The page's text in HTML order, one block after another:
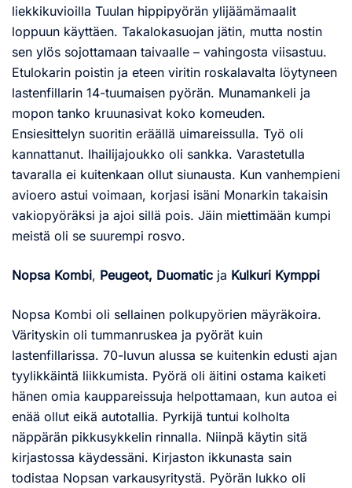
liekkikuvioilla Tuulan hippipyörän ylijäämämaalit
loppuun käyttäen. Takalokasuojan jätin, mutta nostin
sen ylös sojottamaan taivaalle – vahingosta viisastuu.
Etulokarin poistin ja eteen viritin roskalavalta löytyneen
lastenfillarin 14-tuumaisen pyörän. Munamankeli ja
mopon tanko kruunasivat koko komeuden.
Ensiesittelyn suoritin eräällä uimareissulla. Työ oli
kannattanut. Ihailijajoukko oli sankka. Varastetulla
tavaralla ei kuitenkaan ollut siunausta. Kun vanhempieni
avioero astui voimaan, korjasi isäni Monarkin takaisin
vakiopyöräksi ja ajoi sillä pois. Jäin miettimään kumpi
meistä oli se suurempi rosvo.
Nopsa Kombi, Peugeot, Duomatic ja Kulkuri Kymppi
Nopsa Kombi oli sellainen polkupyörien mäyräkoira.
Värityskin oli tummanruskea ja pyörät kuin
lastenfillarissa. 70-luvun alussa se kuitenkin edusti ajan
tyylikkäintä liikkumista. Pyörä oli äitini ostama kaiketi
hänen omia kauppareissuja helpottamaan, kun autoa ei
enää ollut eikä autotallia. Pyrkijä tuntui kolholta
näppärän pikkusykkelin rinnalla. Niinpä käytin sitä
kirjastossa käydessäni. Kirjaston ikkunasta sain
todistaa Nopsan varkausyritystä. Pyörän lukko oli